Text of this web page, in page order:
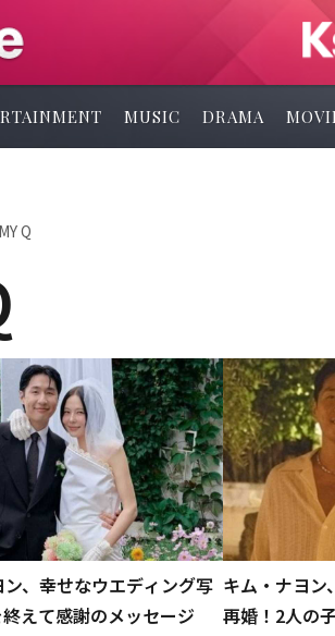
MUSIC DRAMA
MY Q
、幸せなウエディング写
えて感謝のメッセージ
キム・ナヨン
再婚！2人の